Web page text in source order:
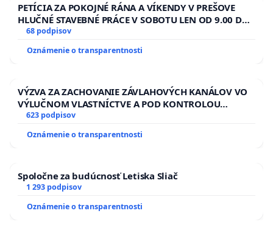
PETÍCIA ZA POKOJNÉ RÁNA A VÍKENDY V PREŠOVE
HLUČNÉ STAVEBNÉ PRÁCE V SOBOTU LEN OD 9.00 DO
13.00 HOD., CEZ PRACOVNÝ TÝŽDEŇ CIEĽ 8.00 – 18.00
HOD. A PRAVIDELNÁ KONTROLA STAVBY C-AREA NA
ĎUMBIERSKEJ/MAGU
68 podpisov
Oznámenie o transparentnosti
VÝZVA ZA ZACHOVANIE ZÁVLAHOVÝCH KANÁLOV VO
VÝLUČNOM VLASTNÍCTVE A POD KONTROLOU
SLOVENSKEJ REPUBLIKY & žiadosť na riešenie
zanedbaného stavu závlahových a odvodňovacích
kanálov na Slovensku
623 podpisov
Oznámenie o transparentnosti
Spoločne za budúcnosť Letiska Sliač
1 293 podpisov
Oznámenie o transparentnosti